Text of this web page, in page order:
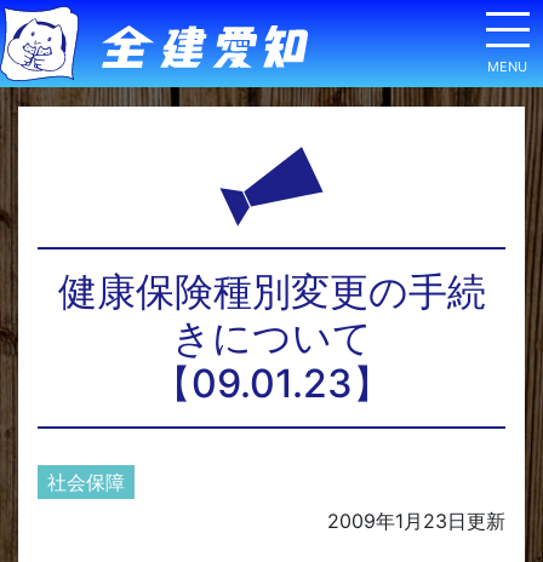
健康保険種別変更の手続
きについて
【09.01.23】
社会保障
2009年1月23日更新